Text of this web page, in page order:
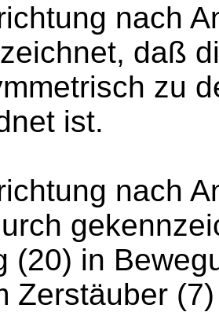
nach
daß
zu
ist.
nach
(20) in
Zerstäuber